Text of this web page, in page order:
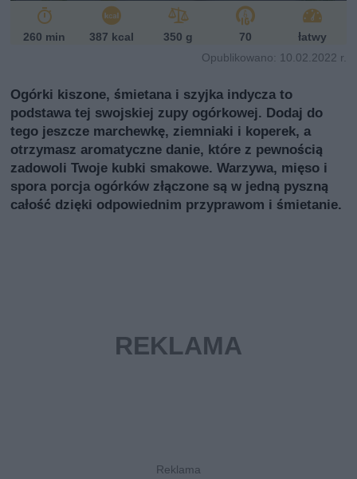
260 min 387 kcal 350 g 70
łatwy
Opublikowano: 10.02.2022 r.
Ogórki kiszone, śmietana i szyjka indycza to
podstawa tej swojskiej zupy ogórkowej. Dodaj do
tego jeszcze marchewkę, ziemniaki i koperek, a
otrzymasz aromatyczne danie, które z pewnością
zadowoli Twoje kubki smakowe. Warzywa, mięso i
spora porcja ogórków złączone są w jedną pyszną
całość dzięki odpowiednim przyprawom i śmietanie.